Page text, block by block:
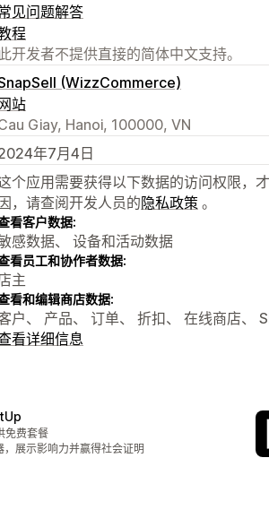
见问题解答
程
此开发者不提供直接的简体中文支持。
(WizzCommerce)
站
Giay, Hanoi, 100000, VN
年7月4日
个应用需要获得以下数据的访问权限，
，请查阅开发人员的隐私政策 。
看客户数据:
感数据、 设备和活动数据
看员工和协作者数据:
主
看和编辑商店数据:
户、 产品、 订单、 折扣、 在线商店、
看详细信息
）
免费套餐
，展示影响力并赢得社会证明